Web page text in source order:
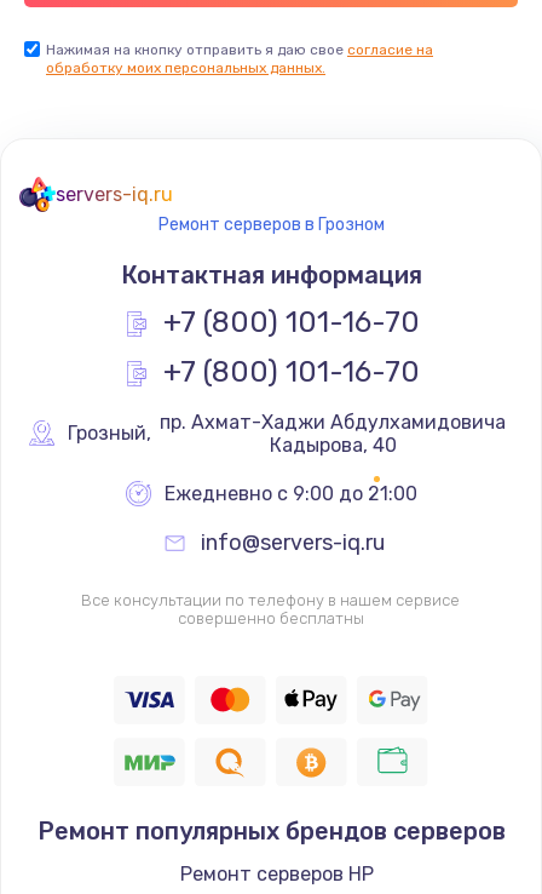
Заказать
Замена термостата
1200 руб.
Заказать
Замена реле
Заказать
Замена термопредохранителя
700 руб.
Заказать
Замена шнура
Заказать
Нажимая на кнопку отправить я даю свое согласие на
обработку моих персональных данных.
servers-iq.ru
Ремонт серверов в Грозном
Контактная информация
+7 (800) 101-16-70
+7 (800) 101-16-70
Грозный,
Кадырова, 40
Ежедневно с 9:00 до 21:00
info@servers-iq.ru
Все консультации по телефону в нашем сервисе
совершенно бесплатны
Ремонт популярных брендов серверов
Ремонт серверов HP